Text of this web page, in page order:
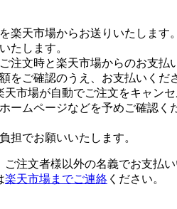
楽天市場からお送りいたします。
たします。
注文時と楽天市場からのお支払
をご確認のうえ、お支払いくだ
市場が自動でご注文をキャンセ
ームページなどを予めご確認
担でお願いいたします。
注文者様以外の名義でお支払
楽天市場までご連絡 ください。